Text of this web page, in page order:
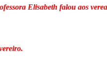
Elisabeth falou aos